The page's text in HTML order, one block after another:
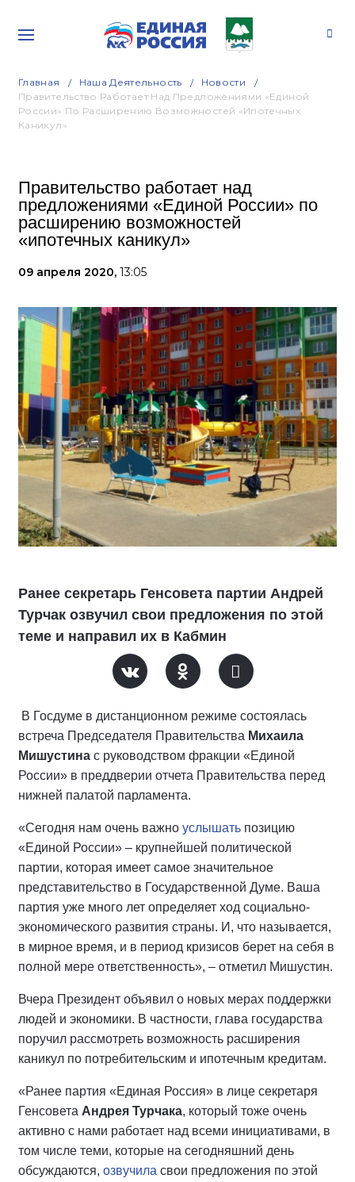
Главная Наша Деятельность
Новости
Правительство Работает Над Предложениями «Единой
России» По Расширению Возможностей «ипотечных
Каникул»
Правительство работает над
предложениями «Единой России» по
расширению возможностей
«ипотечных каникул»
09 апреля 2020, 13:05
Ранее секретарь Генсовета партии Андрей
Турчак озвучил свои предложения по этой
теме и направил их в Кабмин
В Госдуме в дистанционном режиме состоялась
встреча Председателя Правительства Михаила
Мишустина с руководством фракции «Единой
России» в преддверии отчета Правительства перед
нижней палатой парламента.
«Сегодня нам очень важно услышать позицию
«Единой России» – крупнейшей политической
партии, которая имеет самое значительное
представительство в Государственной Думе. Ваша
партия уже много лет определяет ход социально-
экономического развития страны. И, что называется,
в мирное время, и в период кризисов берет на себя в
полной мере ответственность», – отметил Мишустин.
Вчера Президент объявил о новых мерах поддержки
людей и экономики. В частности, глава государства
поручил рассмотреть возможность расширения
каникул по потребительским и ипотечным кредитам.
«Ранее партия «Единая Россия» в лице секретаря
Генсовета Андрея Турчака, который тоже очень
активно с нами работает над всеми инициативами, в
том числе теми, которые на сегодняшний день
обсуждаются, озвучила свои предложения по этой